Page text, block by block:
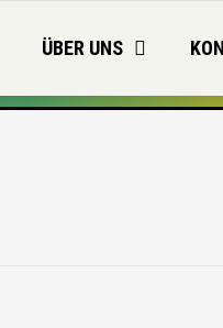
ÜBER UNS